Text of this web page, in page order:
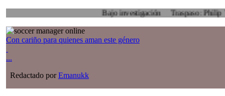
Bajo investigación Traspaso: Philip
Con cariño para quienes aman este género
...
Redactado porEmanukk